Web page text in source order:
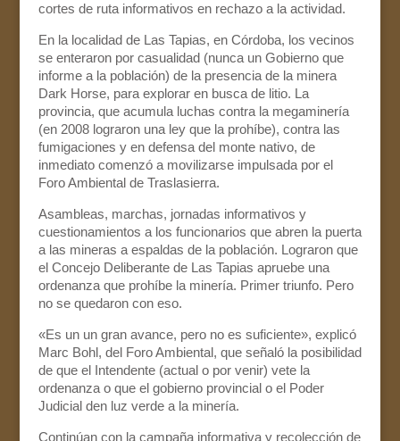
cortes de ruta informativos en rechazo a la actividad.
En la localidad de Las Tapias, en Córdoba, los vecinos
se enteraron por casualidad (nunca un Gobierno que
informe a la población) de la presencia de la minera
Dark Horse, para explorar en busca de litio. La
provincia, que acumula luchas contra la megaminería
(en 2008 lograron una ley que la prohíbe), contra las
fumigaciones y en defensa del monte nativo, de
inmediato comenzó a movilizarse impulsada por el
Foro Ambiental de Traslasierra.
Asambleas, marchas, jornadas informativos y
cuestionamientos a los funcionarios que abren la puerta
a las mineras a espaldas de la población. Lograron que
el Concejo Deliberante de Las Tapias apruebe una
ordenanza que prohíbe la minería. Primer triunfo. Pero
no se quedaron con eso.
«Es un un gran avance, pero no es suficiente», explicó
Marc Bohl, del Foro Ambiental, que señaló la posibilidad
de que el Intendente (actual o por venir) vete la
ordenanza o que el gobierno provincial o el Poder
Judicial den luz verde a la minería.
Continúan con la campaña informativa y recolección de